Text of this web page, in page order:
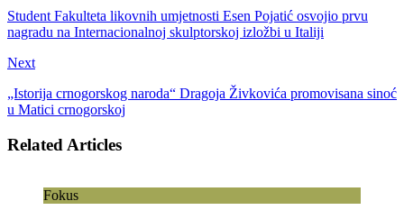
Student Fakulteta likovnih umjetnosti Esen Pojatić osvojio prvu
nagradu na Internacionalnoj skulptorskoj izložbi u Italiji
Next
„Istorija crnogorskog naroda“ Dragoja Živkovića promovisana sinoć
u Matici crnogorskoj
Related Articles
Fokus